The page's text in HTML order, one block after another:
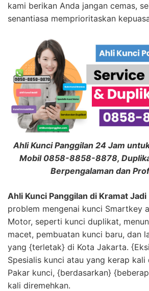
kami berikan Anda jangan cemas,
senantiasa memprioritaskan
Ahli Kunci Panggilan 24 Jam
Mobil 0858-8858-8878,
Berpengalaman dan
Ahli Kunci Panggilan di Kramat Jadi
problem mengenai kunci Smartkey
Motor, seperti kunci duplikat,
macet, pembuatan kunci baru, dan
yang {terletak} di Kota Jakarta.
Spesialis kunci atau yang kerap kali
Pakar kunci, {berdasarkan}
kali diremehkan.